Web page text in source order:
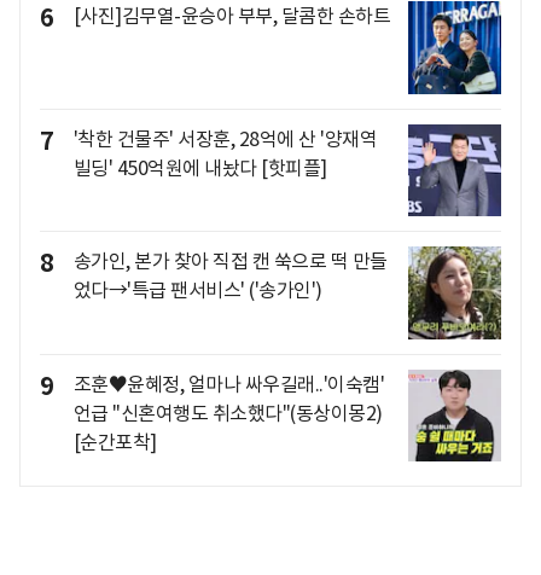
6 [사진]김무열-윤승아 부부, 달콤한 손하트
7
'착한 건물주' 서장훈, 28억에 산 '양재역
빌딩' 450억원에 내놨다 [핫피플]
8
송가인, 본가 찾아 직접 캔 쑥으로 떡 만들
었다→'특급 팬서비스' ('송가인')
9
조훈♥윤혜정, 얼마나 싸우길래..'이숙캠'
언급 "신혼여행도 취소했다"(동상이몽2)
[순간포착]